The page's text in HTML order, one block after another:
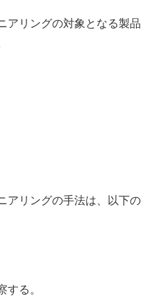
アリングの対象となる製品
アリングの手法は、以下の
する。